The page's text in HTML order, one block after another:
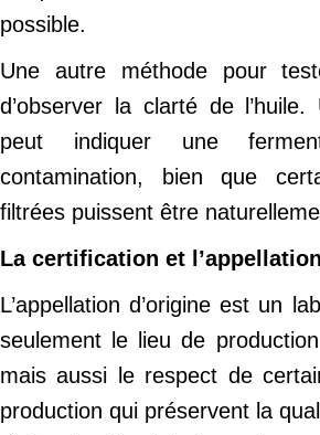
possible.
Une autre méthode pour
d’observer la clarté de
peut indiquer une
contamination, bien que
filtrées puissent être
La certification et
L’appellation d’origine est un
seulement le lieu de production
mais aussi le respect de
production qui préservent la